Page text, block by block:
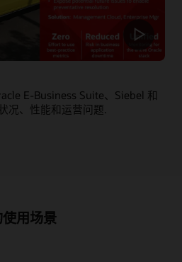
E-Business Suite、Siebel 和
况、性能和运营问题.
用场景